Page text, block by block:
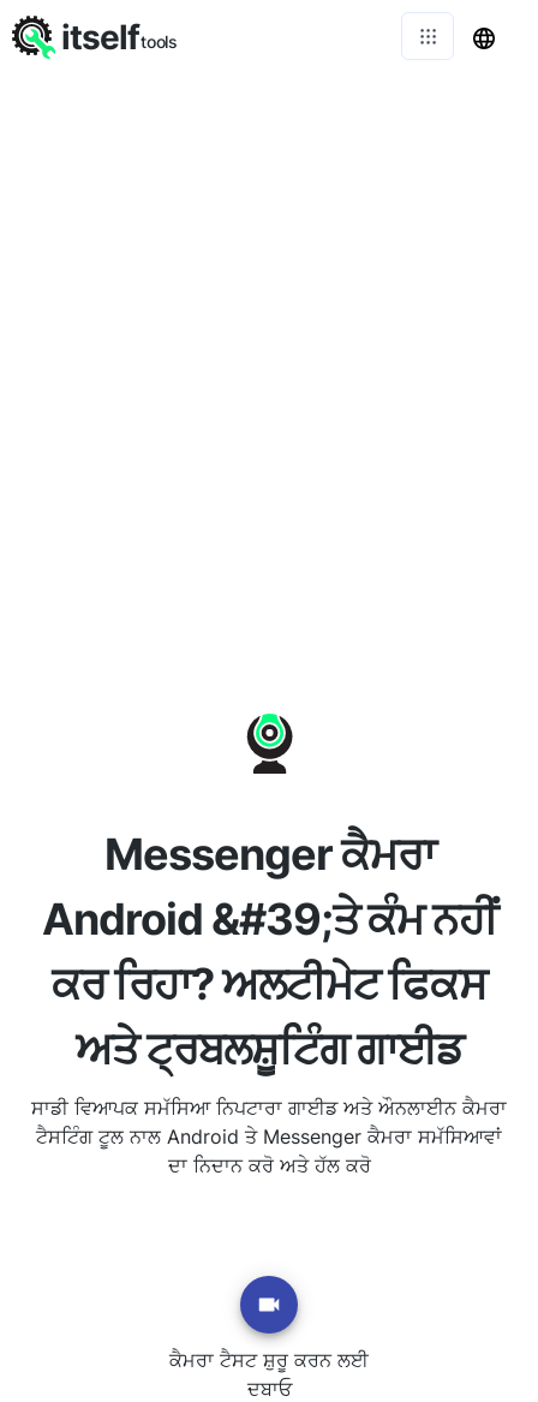
Messenger ਕੈਮਰਾ
Android &#39;ਤੇ ਕੰਮ ਨਹੀਂ
ਕਰ ਰਿਹਾ? ਅਲਟੀਮੇਟ ਫਿਕਸ
ਅਤੇ ਟ੍ਰਬਲਸ਼ੂਟਿੰਗ ਗਾਈਡ
ਸਾਡੀ ਵਿਆਪਕ ਸਮੱਸਿਆ ਨਿਪਟਾਰਾ ਗਾਈਡ ਅਤੇ ਔਨਲਾਈਨ ਕੈਮਰਾ
ਟੈਸਟਿੰਗ ਟੂਲ ਨਾਲ Android ਤੇ Messenger ਕੈਮਰਾ ਸਮੱਸਿਆਵਾਂ
ਦਾ ਨਿਦਾਨ ਕਰੋ ਅਤੇ ਹੱਲ ਕਰੋ
ਕੈਮਰਾ ਟੈਸਟ ਸ਼ੁਰੂ ਕਰਨ ਲਈ
ਦਬਾਓ
itselftools